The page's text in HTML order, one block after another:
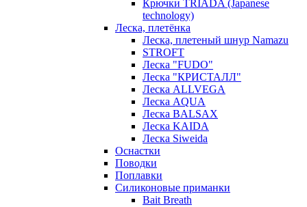
Крючки TRIADA (Japanese
technology)
Леска, плетёнка
Леска, плетеный шнур Namazu
STROFT
Леска "FUDO"
Леска "КРИСТАЛЛ"
Леска ALLVEGA
Леска AQUA
Леска BALSAX
Леска KAIDA
Леска Siweida
Оснастки
Поводки
Поплавки
Силиконовые приманки
Bait Breath